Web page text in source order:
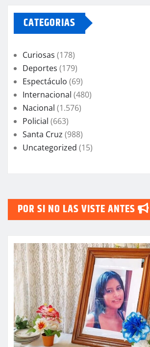
CATEGORIAS
Curiosas (178)
Deportes (179)
Espectáculo (69)
Internacional (480)
Nacional (1.576)
Policial (663)
Santa Cruz (988)
Uncategorized (15)
POR SI NO LAS VISTE ANTES